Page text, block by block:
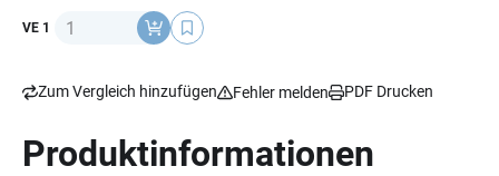
VE 1 Anzahl
Zum Vergleich hinzufügen Fehler melden PDF Drucken
Produktinformationen